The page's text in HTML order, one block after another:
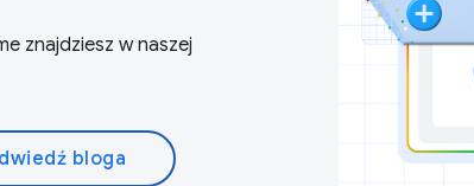
znajdziesz w naszej
bloga